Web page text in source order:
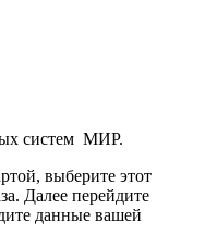
систем МИР.
выберите этот
Далее перейдите
данные вашей